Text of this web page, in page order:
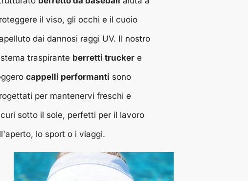
il viso, gli occhi e il cuoio
dai dannosi raggi UV. Il nostro
traspirante berretti trucker e
cappelli performanti sono
per mantenervi freschi e
sotto il sole, perfetti per il lavoro
lo sport o i viaggi.